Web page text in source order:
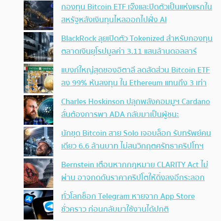
กองทุน Bitcoin ETF เจ๊งและปิดตัวเป็นแห่งแรกใน
สหรัฐหลังเงินทุนไหลออกไปฝั่ง AI
BlackRock ลุยเปิดตัว Tokenized สำหรับกองทุน
ตลาดเงินยุโรปมูลค่า 3.11 แสนล้านดอลลาร์
แบงก์ใหญ่สุดของอิตาลี ลดสัดส่วน Bitcoin ETF
ลง 99% หันลงทุน ใน Ethereum แทนถึง 3 เท่า
Charles Hoskinson ปลุกพลังคอมมูฯ Cardano
ลั่นต้องการพา ADA กลับมาเป็นผู้ชนะ
นักขุด Bitcoin สาย Solo เจอบล็อก รับทรัพย์คน
เดียว 6.6 ล้านบาท ไม่สนวิกฤตศรัทธาคริปโทฯ
Bernstein เตือนหากกฎหมาย CLARITY Act ไม่
ผ่าน อาจกดดันราคาคริปโตให้ดิ่งลงอีกระลอก
ทั่วโลกช็อก Telegram หายจาก App Store
ชั่วคราว ก่อนกลับมาใช้งานได้ปกติ